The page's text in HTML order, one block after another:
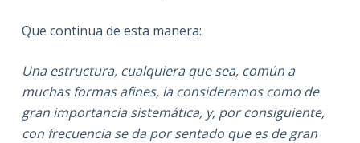
Que continua de esta manera:
Una estructura, cualquiera que sea, común a
muchas formas afines, la consideramos como de
gran importancia sistemática, y, por consiguiente,
con frecuencia se da por sentado que es de gran